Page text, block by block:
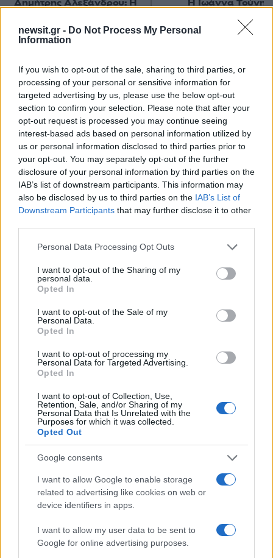
newsit.gr - Do Not Process My Personal
Information
If you wish to opt-out of the sale, sharing to third parties, or
processing of your personal or sensitive information for
targeted advertising by us, please use the below opt-out
section to confirm your selection. Please note that after your
opt-out request is processed you may continue seeing
interest-based ads based on personal information utilized by
us or personal information disclosed to third parties prior to
your opt-out. You may separately opt-out of the further
disclosure of your personal information by third parties on the
IAB’s list of downstream participants. This information may
also be disclosed by us to third parties on the IAB’s List of
Downstream Participants that may further disclose it to other
Please note that this website/app uses one or more Google
not limited to your visit or usage behaviour. You may click to
grant or deny consent to Google and its third-party tags to
use your data for below specified purposes in below Google
consent section.
Personal Data Processing Opt Outs
I want to opt-out of the Sharing of my
personal data.
Opted In
I want to opt-out of the Sale of my
Personal Data.
Opted In
I want to opt-out of processing my
Personal Data for Targeted Advertising.
Opted In
I want to opt-out of Collection, Use,
Retention, Sale, and/or Sharing of my
Personal Data that Is Unrelated with the
Purposes for which it was collected.
Opted Out
Google consents
I want to allow Google to enable storage
related to advertising like cookies on web or
device identifiers in apps.
I want to allow my user data to be sent to
Google for online advertising purposes.
Σχόλια
Σχολίασε εδώ
50 /50
Όροι Χρήσης . Το site προστατεύεται από reCAPTCHA, ισχύουν
Πολιτική Απορρήτου&Όροι Χρήσης της Google.
ΝΙΚΟΣ ΠΟΛΥΔΕΡΟΠΟΥΛΟΣ
Share:
Ακολουθήστε το Νewsit.gr στοGoogle News
ενημερωθείτε πρώτοι για όλη την ειδησεογραφία και τα
τελευταία νέατης ημέρας
Δημήτρης Αλεξάνδρου: Η
γιο του Πάρη – «Με κάνει
να βλέπω τη ζωή αλλιώς»
Η Ιωάννα Τούνη
από την Ίμπιζα:
το καλοκαιρινό
Πιο δημοφιλή
Σέρρες: Βίντεο ντοκουμέντο από το
τροχαίο με νεκρούς μητέρα και γιο – Ο